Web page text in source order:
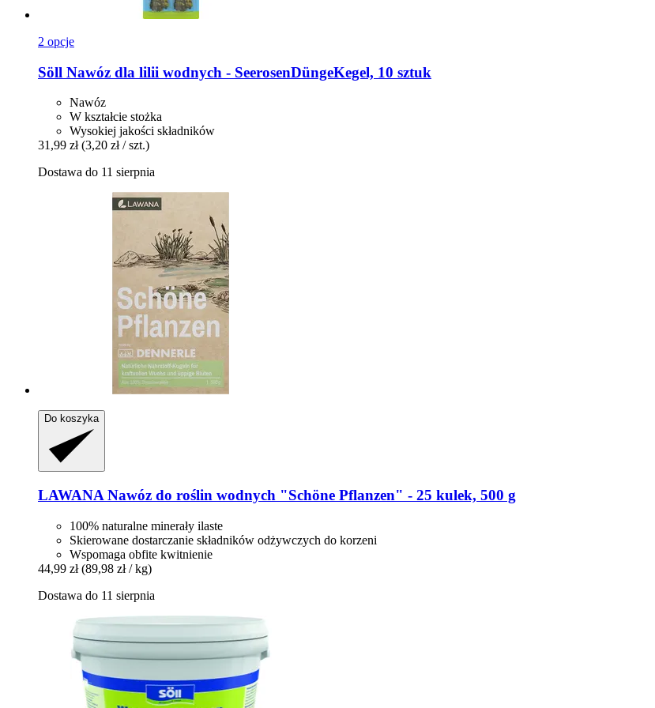
2 opcje
Söll Nawóz dla lilii wodnych -​ SeerosenDüngeKegel, 10 sztuk
Nawóz
W kształcie stożka
Wysokiej jakości składników
31,99 zł (3,20 zł / szt.)
Dostawa do 11 sierpnia
Do koszyka
LAWANA Nawóz do roślin wodnych "Schöne Pflanzen" -​ 25 kulek, 500 g
100% naturalne minerały ilaste
Skierowane dostarczanie składników odżywczych do korzeni
Wspomaga obfite kwitnienie
44,99 zł (89,98 zł / kg)
Dostawa do 11 sierpnia